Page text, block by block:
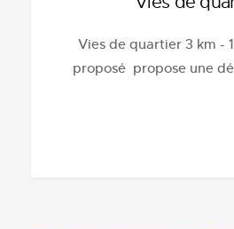
Vies de quartier 3 km -
proposé propose une